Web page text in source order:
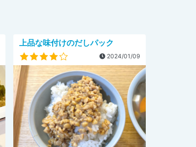
上品な味付けのだしパック
2024/01/09